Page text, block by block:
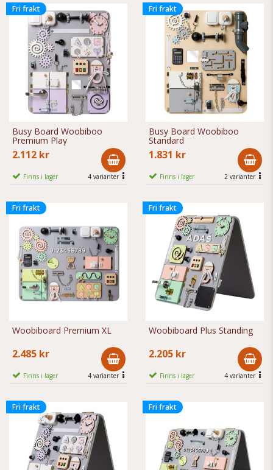
Fri frakt
Busy Board Woobiboo
Premium Play
2.112 kr
Finns i lager 4 varianter
Fri frakt
Busy Board Woobiboo
Standard
1.831 kr
Finns i lager 2 varianter
Fri frakt
Woobiboard Premium XL
2.485 kr
Finns i lager 4 varianter
Fri frakt
Woobiboard Plus Standing
2.205 kr
Finns i lager 4 varianter
Fri frakt Fri frakt